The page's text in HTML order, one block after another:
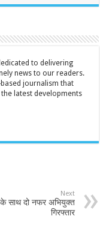
to delivering
news to our readers.
journalism that
latest developments
Next
के साथ दो नफर अभियुक्त
गिरफ्तार